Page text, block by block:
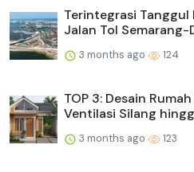
Terintegrasi Tanggul
Jalan Tol Semarang-
3 months ago 124
TOP 3: Desain
Ventilasi Silang
3 months ago 123